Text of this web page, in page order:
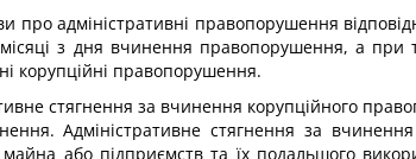
про адміністративні правопорушення
з дня вчинення правопорушення, а при
корупційні правопорушення.
стягнення за вчинення корупційного
Адміністративне стягнення за
майна або підприємств та їх подальшого